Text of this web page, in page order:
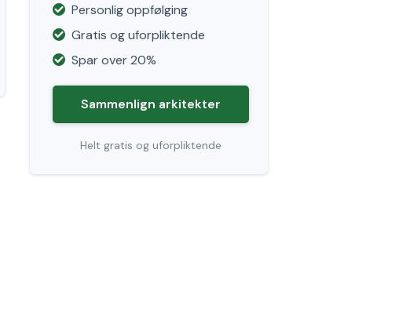
Personlig oppfølging
Gratis og uforpliktende
Spar over 20%
Sammenlign arkitekter
Helt gratis og uforpliktende